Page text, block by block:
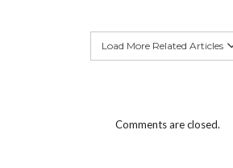
Load More Related Articles
Comments are closed.